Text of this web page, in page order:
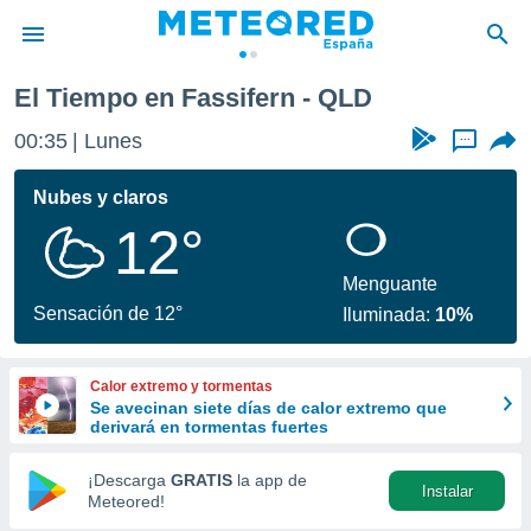
de
por
se
calidad.
a este
las
y
forma
digital
basada
El Tiempo en Fassifern - QLD
00:35 Lunes ...
Nubes y claros
12°
Sensación de 12°
Menguante
Iluminada: 10%
Calor extremo y tormentas
Se avecinan siete días de calor extremo que
derivará en tormentas fuertes
¡Descarga GRATIS la app de
Meteored!
Instalar